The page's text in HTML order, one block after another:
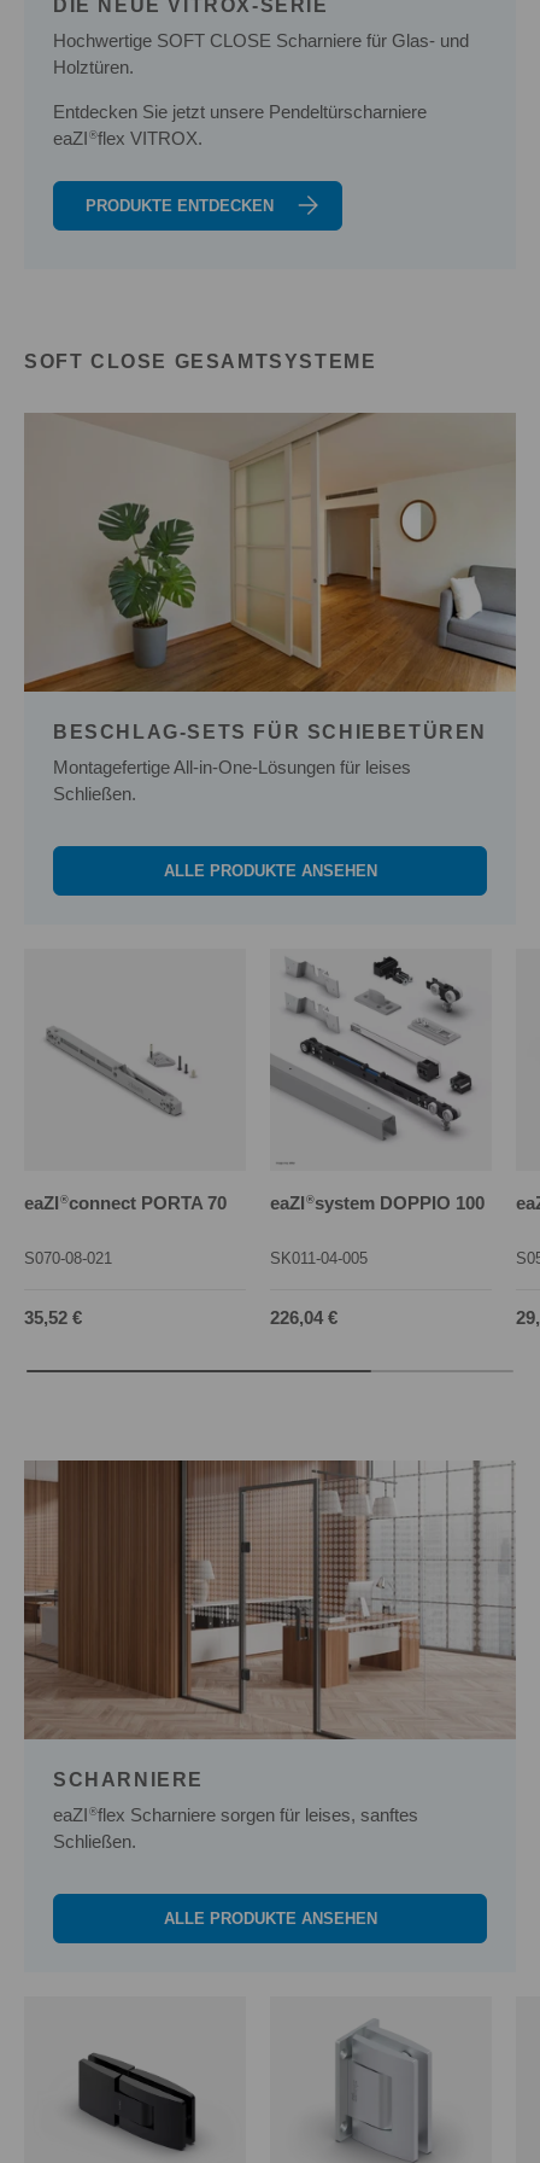
DIE NEUE VITROX-SERIE
Hochwertige SOFT CLOSE Scharniere für Glas- und
Holztüren.
Entdecken Sie jetzt unsere Pendeltürscharniere
eaZI ®flex VITROX.
PRODUKTE ENTDECKEN
SOFT CLOSE GESAMTSYSTEME
BESCHLAG-SETS FÜR SCHIEBETÜREN
Montagefertige All-in-One-Lösungen für leises
Schließen.
ALLE PRODUKTE ANSEHEN
eaZI ®connect PORTA 70
S070-08-021
Normaler Preis
35,52 €
eaZI ®system DOPPIO 100
SK011-04-005
Normaler Preis
226,04 €
SCHARNIERE
eaZI ®flex Scharniere sorgen für leises, sanftes
Schließen.
ALLE PRODUKTE ANSEHEN